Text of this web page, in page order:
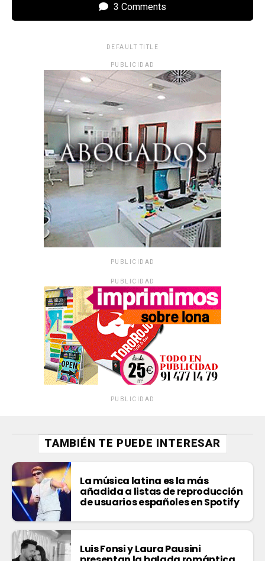
3 Comments
DEFAULT TITLE
PUBLICIDAD
PUBLICIDAD
PUBLICIDAD
PUBLICIDAD
TAMBIÉN TE PUEDE INTERESAR
La música latina es la más
añadida a listas de reproducción
de usuarios españoles en Spotify
Luis Fonsi y Laura Pausini